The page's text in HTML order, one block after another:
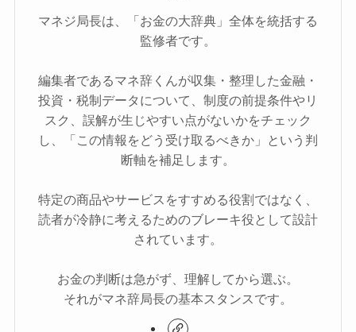
マネジ局長は、「お金の大辞典」全体を統括する
監修者です。
編集者であるマネ辞くんが収集・整理した金融・
投資・税制データについて、制度の前提条件やリ
スク、誤解が生じやすい点がないかをチェック
し、「この情報をどう受け取るべきか」という判
断軸を補足します。
特定の商品やサービスをすすめる役割ではなく、
読者が冷静に考えるためのブレーキ役として設計
されています。
お金の判断は急がず、理解してから選ぶ。
それがマネ辞局長の基本スタンスです。